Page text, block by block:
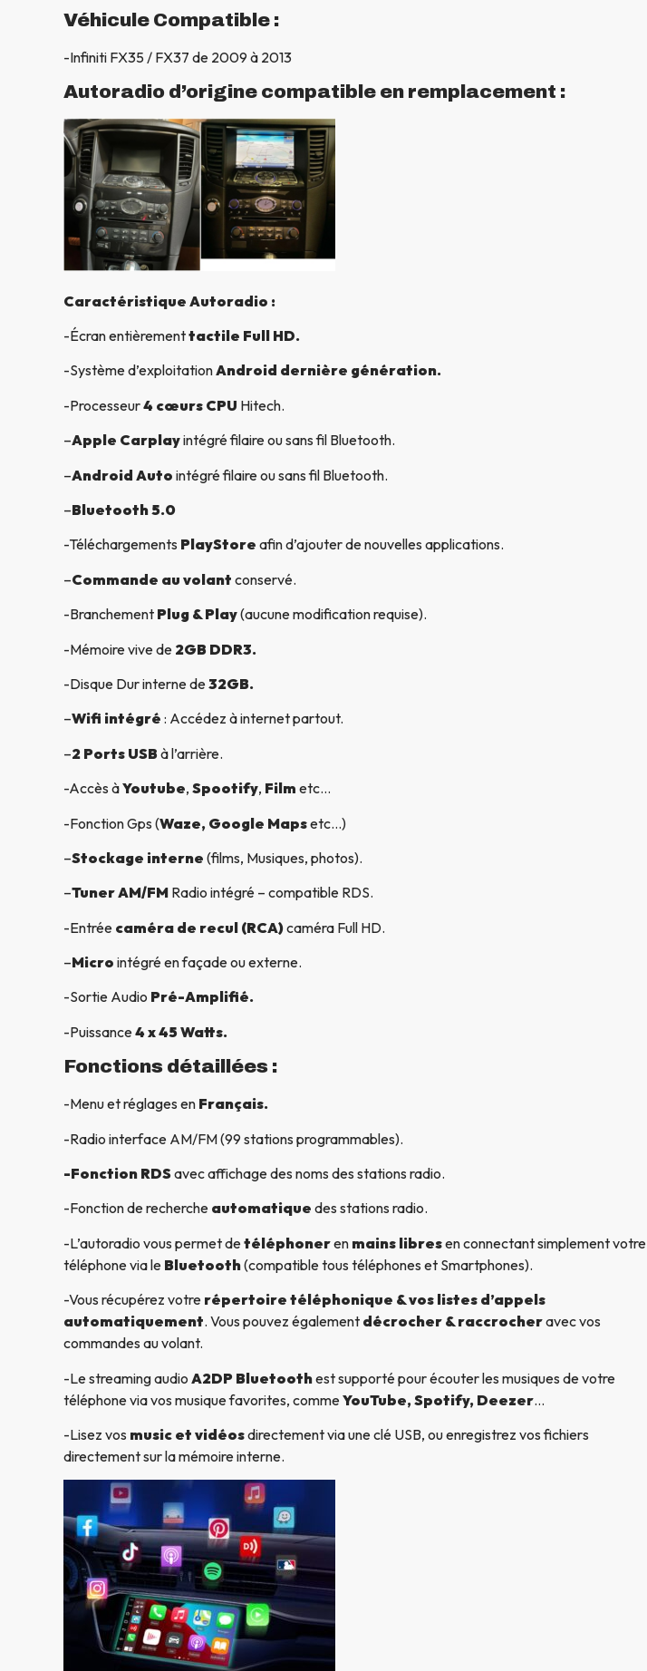
Véhicule Compatible :
-Infiniti FX35 / FX37 de 2009 à 2013
Autoradio d’origine compatible en remplacement :
Caractéristique Autoradio :
-Écran entièrementtactile Full HD.
-Système d’exploitationAndroid dernière génération.
-Processeur4 cœurs CPU Hitech.
–Apple Carplayintégré filaire ou sans fil Bluetooth.
–Android Auto intégré filaire ou sans fil Bluetooth.
–Bluetooth 5.0
-Téléchargements PlayStore afin d’ajouter de nouvelles applications.
–Commande au volant conservé.
-Branchement Plug & Play(aucune modification requise).
-Mémoire vive de 2GB DDR3.
-Disque Dur interne de32GB.
–Wifi intégré : Accédez à internet partout.
–2 Ports USBà l’arrière.
-Accès àYoutube, Spootify, Film etc…
-Fonction Gps (Waze, Google Mapsetc…)
–Stockage interne (films, Musiques, photos).
–Tuner AM/FM Radio intégré – compatible RDS.
-Entrée caméra de recul (RCA)caméra Full HD.
–Micro intégré en façade ou externe.
-Sortie Audio Pré-Amplifié.
-Puissance4 x 45 Watts.
Fonctions détaillées :
-Menu et réglages en Français.
-Radio interface AM/FM (99 stations programmables).
-Fonction RDSavec affichage des noms des stations radio.
-Fonction de recherche automatique des stations radio.
-L’autoradio vous permet detéléphoneren mains libresen connectant simplement votre
téléphone via le Bluetooth(compatible tous téléphones et Smartphones).
-Vous récupérez votre répertoire téléphonique & vos listes d’appels
automatiquement. Vous pouvez également décrocher & raccrocheravec vos
commandes au volant.
-Le streaming audio A2DP Bluetoothest supporté pour écouter les musiques de votre
téléphone via vos musique favorites, commeYouTube, Spotify, Deezer…
-Lisez vos music et vidéosdirectement via une clé USB, ou enregistrez vos fichiers
directement sur la mémoire interne.